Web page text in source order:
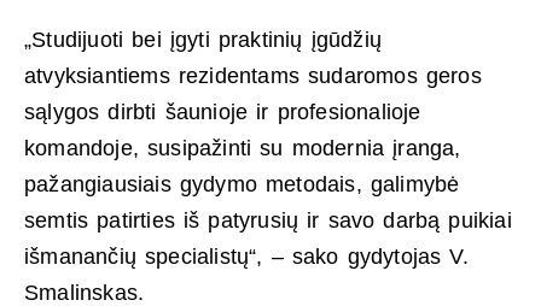
„Studijuoti bei įgyti praktinių įgūdžių
atvyksiantiems rezidentams sudaromos geros
sąlygos dirbti šaunioje ir profesionalioje
komandoje, susipažinti su modernia įranga,
pažangiausiais gydymo metodais, galimybė
semtis patirties iš patyrusių ir savo darbą puikiai
išmanančių specialistų“, – sako gydytojas V.
Smalinskas.